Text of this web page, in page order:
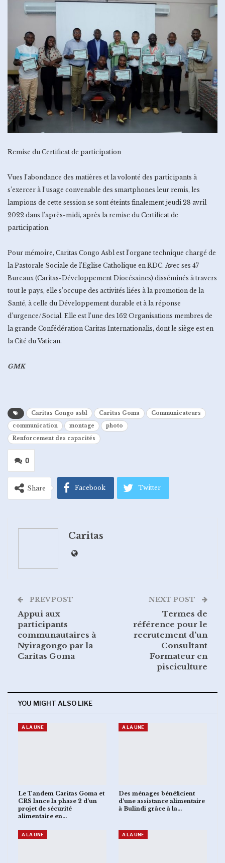
Remise du Certificat de participation
Vues l’abondance des matières et la volonté des participants à
s’exercer à l’usage convenable des smartphones leur remis, les
lampions de cette session se sont éteints finalement jeudi 28 avril
2022 dans l’après-midi, après la remise du Certificat de
participation.
Pour mémoire, Caritas Congo Asbl est l’organe technique chargé de
la Pastorale Sociale de l’Eglise Catholique en RDC. Avec ses 47
Bureaux (Caritas-Développement Diocésaines) disséminés à travers
tout le pays, elle s’occupe des activités liées à la promotion de la
Santé, à celle du Développement durable et à la réponse
d’urgence/Social. Elle est l’une des 162 Organisations membres de
la grande Confédération Caritas Internationalis, dont le siège est en
la Cité du Vatican.
GMK
Caritas Congo asbl Caritas Goma
Communicateurs
communication
montage
photo
Renforcement des capacités
0
Share Facebook Twitter
Pinterest
Caritas
PREV POST
Appui aux
participants
communautaires à
Nyiragongo par la
Caritas Goma
NEXT POST
Termes de
référence pour le
recrutement d’un
Consultant
Formateur en
pisciculture
YOU MIGHT ALSO LIKE
A LA UNE
Le Tandem Caritas Goma et
CRS lance la phase 2 d’un
projet de sécurité
alimentaire en…
A LA UNE
Des ménages bénéficient
d’une assistance alimentaire
à Bulindi grâce à la…
A LA UNE A LA UNE